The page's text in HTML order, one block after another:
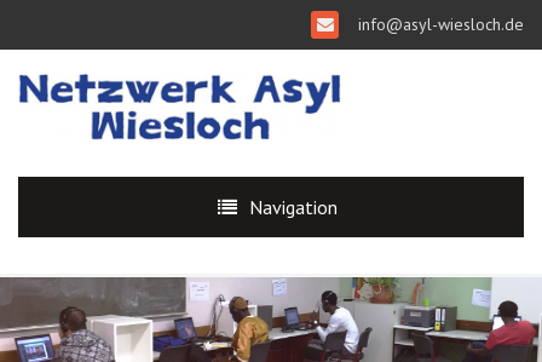
info@asyl-wiesloch.de
Navigation